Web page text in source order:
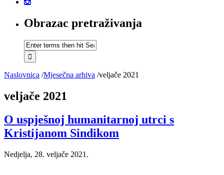
Obrazac pretraživanja
Naslovnica /Mjesečna arhiva /veljače 2021
veljače 2021
O uspješnoj humanitarnoj utrci s
Kristijanom Sindikom
Nedjelja, 28. veljače 2021.